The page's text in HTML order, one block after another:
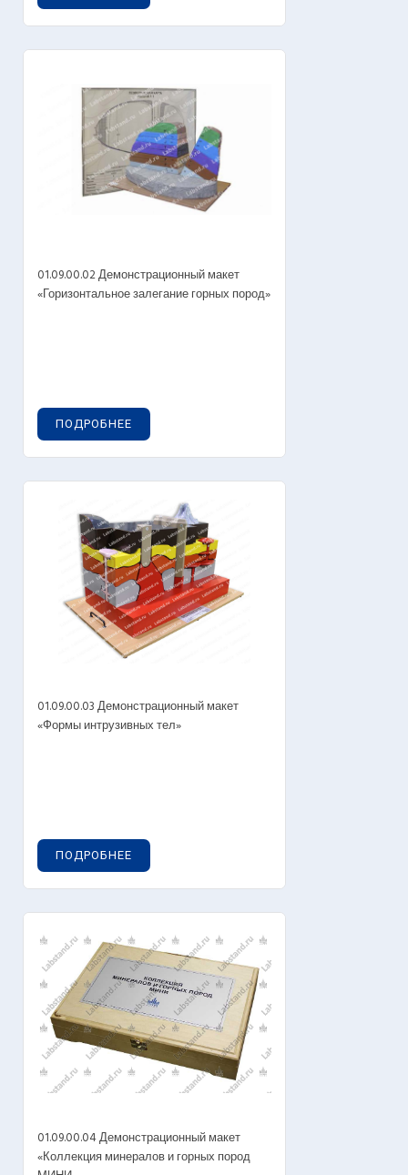
01.09.00.02 Демонстрационный макет
«Горизонтальное залегание горных пород»
ПОДРОБНЕЕ
01.09.00.03 Демонстрационный макет
«Формы интрузивных тел»
ПОДРОБНЕЕ
01.09.00.04 Демонстрационный макет
«Коллекция минералов и горных пород